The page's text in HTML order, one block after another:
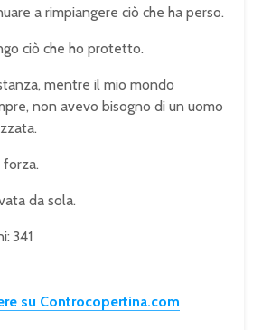
a rimpiangere ciò che ha perso.
ciò che ho protetto.
mentre il mio mondo
non avevo bisogno di un uomo
da sola.
341
su Controcopertina.com